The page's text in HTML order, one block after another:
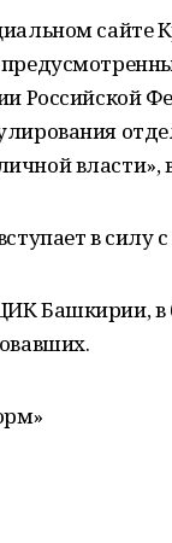
сайте
Российской
власти»,
в силу
Башкирии, в